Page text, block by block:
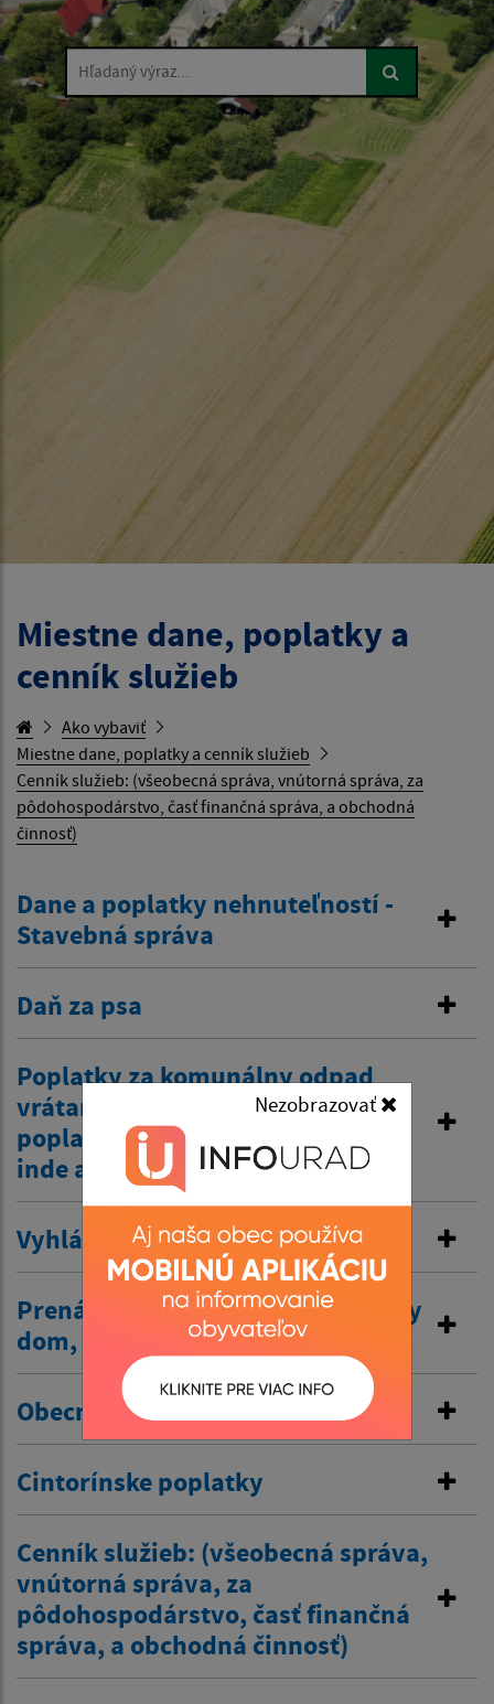
Nezobrazovať
Hľadaný výraz...
Miestne dane, poplatky a
cenník služieb
Ako vybaviť
Miestne dane, poplatky a cenník služieb
Cenník služieb: (všeobecná správa, vnútorná správa, za
pôdohospodárstvo, časť finančná správa, a obchodná
činnosť)
Dane a poplatky nehnuteľností -
Stavebná správa
Daň za psa
Poplatky za komunálny odpad
vrátane žiadosti o zníženie
poplatku z dôvodov zamestnania
inde a tiež zťp atď.
Vyhlásenie v miestnom rozhlase
Prenájom nehnuteľností /kultúrny
dom, …/
Obecné nájomné byty
Cintorínske poplatky
Cenník služieb: (všeobecná správa,
vnútorná správa, za
pôdohospodárstvo, časť finančná
správa, a obchodná činnosť)